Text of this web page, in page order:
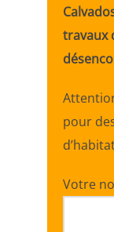
travaux
pour
Votre